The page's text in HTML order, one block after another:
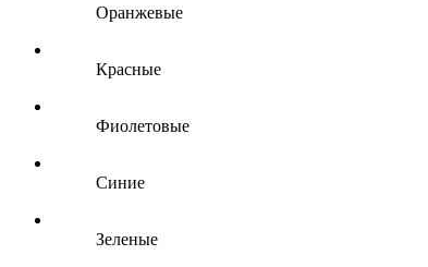
Оранжевые
Красные
Фиолетовые
Синие
Зеленые